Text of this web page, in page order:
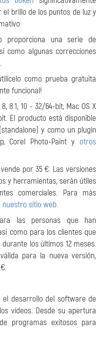
brillo de los puntos de luz y
proporciona una serie de
como algunas correcciones
como prueba gratuita
funcional!
8.1, 10 - 32/64-bit; Mac OS X
bit. El producto está disponible
y como un plugin
Corel Photo-Paint y otros
por 35 €. Las versiones
y herramientas, serán útiles
comerciales. Para más
nuestro sítio web.
las personas que han
como para los clientes que
los últimos 12 meses.
para la nueva versión,
el desarrollo del software de
vídeos. Desde su apertura
programas exitosos para